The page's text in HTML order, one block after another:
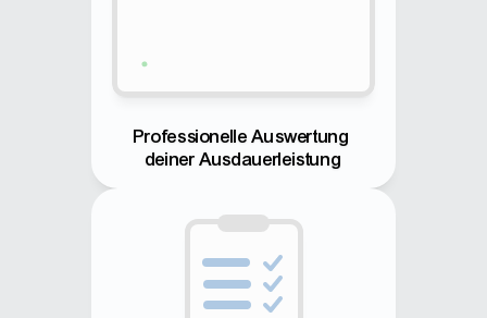
Professionelle Auswertung
deiner Ausdauerleistung